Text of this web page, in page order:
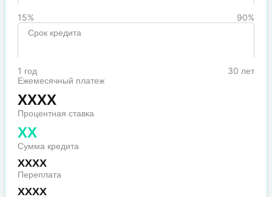
15%
90%
Срок кредита
1 год
30 лет
Ежемесячный платеж
XXXX
Процентная ставка
XX
Сумма кредита
XXXX
Переплата
XXXX